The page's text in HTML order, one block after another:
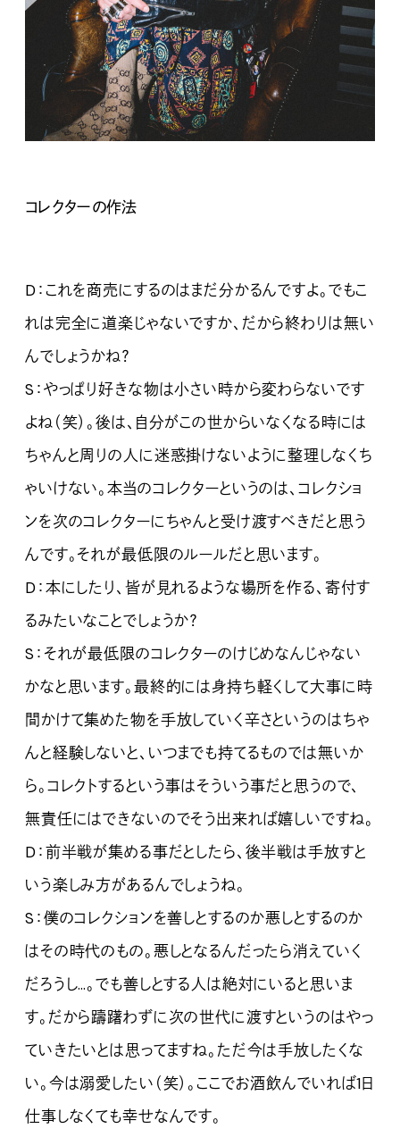
コレクターの作法
D：これを商売にするのはまだ分かるんですよ。でもこ
れは完全に道楽じゃないですか、だから終わりは無い
んでしょうかね？
S：やっぱり好きな物は小さい時から変わらないです
よね（笑）。後は、自分がこの世からいなくなる時には
ちゃんと周りの人に迷惑掛けないように整理しなくち
ゃいけない。本当のコレクターというのは、コレクショ
ンを次のコレクターにちゃんと受け渡すべきだと思う
んです。それが最低限のルールだと思います。
D：本にしたり、皆が見れるような場所を作る、寄付す
るみたいなことでしょうか？
S：それが最低限のコレクターのけじめなんじゃない
かなと思います。最終的には身持ち軽くして大事に時
間かけて集めた物を手放していく辛さというのはちゃ
んと経験しないと、いつまでも持てるものでは無いか
ら。コレクトするという事はそういう事だと思うので、
無責任にはできないのでそう出来れば嬉しいですね。
D：前半戦が集める事だとしたら、後半戦は手放すと
いう楽しみ方があるんでしょうね。
S：僕のコレクションを善しとするのか悪しとするのか
はその時代のもの。悪しとなるんだったら消えていく
だろうし…。でも善しとする人は絶対にいると思いま
す。だから躊躇わずに次の世代に渡すというのはやっ
ていきたいとは思ってますね。ただ今は手放したくな
い。今は溺愛したい（笑）。ここでお酒飲んでいれば1日
仕事しなくても幸せなんです。